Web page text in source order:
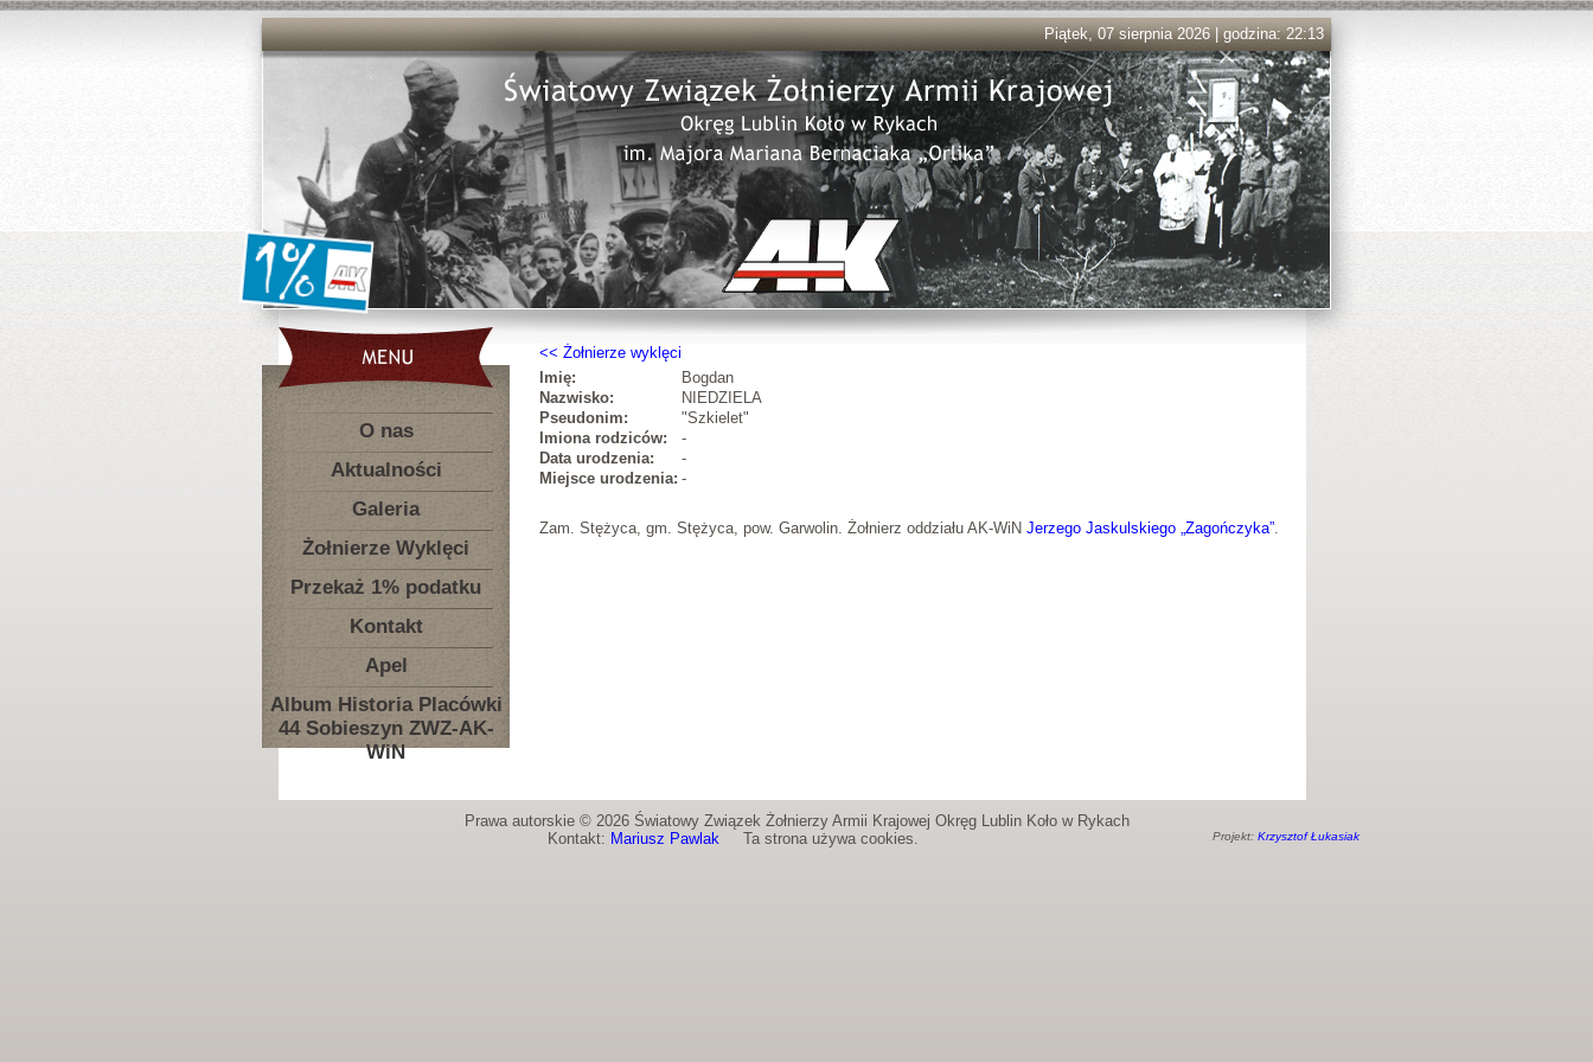
Piątek, 07 sierpnia 2026 | godzina: 22:13
O nas
Aktualności
Galeria
Żołnierze Wyklęci
Przekaż 1% podatku
Kontakt
Apel
Album Historia Placówki
44 Sobieszyn ZWZ-AK-
WiN
Żołnierze wyklęci
Imię:
Bogdan
Nazwisko:
NIEDZIELA
Pseudonim:
"Szkielet"
Imiona rodziców:
-
Data urodzenia:
-
Miejsce urodzenia: -
Zam. Stężyca, gm. Stężyca, pow. Garwolin. Żołnierz oddziału AK-WiN Jerzego Jaskulskiego „Zagończyka”.
Prawa autorskie © 2026 Światowy Związek Żołnierzy Armii Krajowej Okręg Lublin Koło w Rykach
Kontakt: Mariusz PawlakTa strona używa cookies. Projekt: Krzysztof Łukasiak